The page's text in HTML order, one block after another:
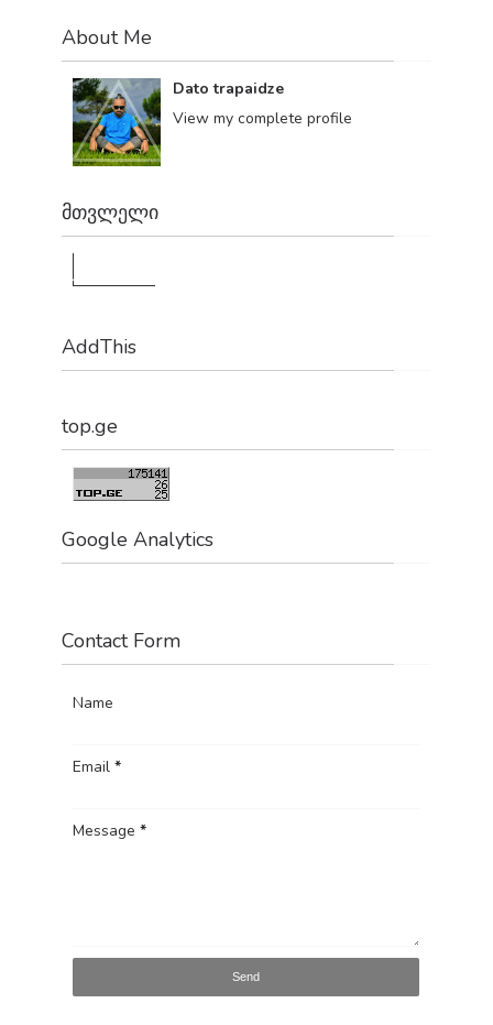
About Me
Dato trapaidze
View my complete profile
მთვლელი
AddThis
top.ge
Google Analytics
Contact Form
Name
Email*
Message*